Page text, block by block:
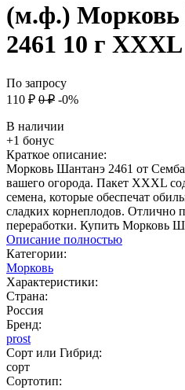
(м.ф.)
2461 10 г
По запросу
110 ₽ 0 ₽ -0%
В наличии
+1 бонус
Краткое описание:
Морковь Шантанэ 2461 от
вашего огорода. Пакет XXXL
семена, которые обеспечат
сладких корнеплодов. Отлично
переработки. Купить Морковь
Описание полностью
Категории:
Морковь
Характеристики:
Страна:
Россия
Бренд:
prost
Сорт или Гибрид:
сорт
Сортотип: